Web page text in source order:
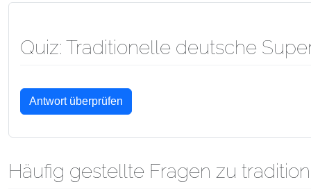
Quiz: Traditionelle deutsche
Beantworte die folgenden Fragen, indem du eine
Antwort überprüfen
Häufig gestellte Fragen zu